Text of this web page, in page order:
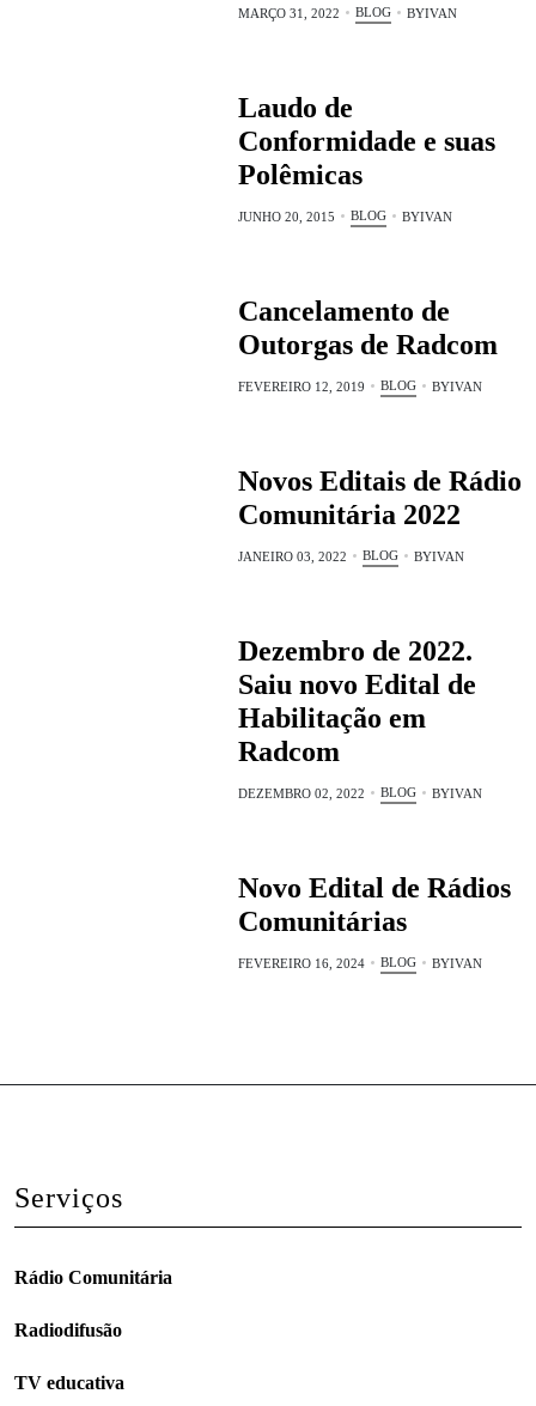
MARÇO 31, 2022 BLOG BYIVAN
Laudo de
Conformidade e suas
Polêmicas
JUNHO 20, 2015 BLOG BYIVAN
Cancelamento de
Outorgas de Radcom
FEVEREIRO 12, 2019 BLOG BYIVAN
Novos Editais de Rádio
Comunitária 2022
JANEIRO 03, 2022 BLOG BYIVAN
Dezembro de 2022.
Saiu novo Edital de
Habilitação em
Radcom
DEZEMBRO 02, 2022 BLOG BYIVAN
Novo Edital de Rádios
Comunitárias
FEVEREIRO 16, 2024 BLOG BYIVAN
Serviços
Rádio Comunitária
Radiodifusão
TV educativa